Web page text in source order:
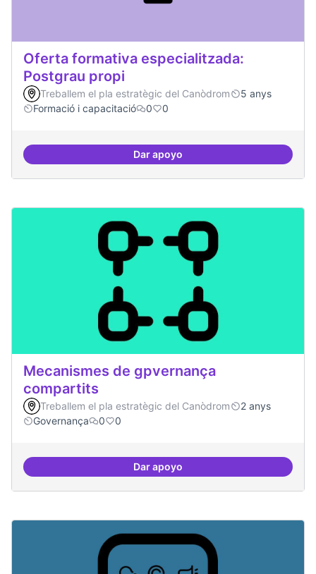
Oferta formativa especialitzada:
Postgrau propi
Treballem el pla estratègic del Canòdrom
5 anys
Formació i capacitació
0 0
Dar apoyoOferta formativa especialitzada:
Mecanismes de gpvernança
compartits
Treballem el pla estratègic del Canòdrom
2 anys
Governança
0 0
Dar apoyoMecanismes de gpvernança